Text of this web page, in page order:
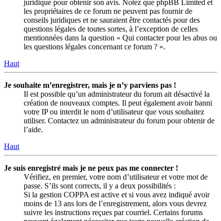
juridique pour obtenir son avis. Notez que phpBB Limited et
les propriétaires de ce forum ne peuvent pas fournir de
conseils juridiques et ne sauraient être contactés pour des
questions légales de toutes sortes, à l’exception de celles
mentionnées dans la question « Qui contacter pour les abus ou
les questions légales concernant ce forum ? ».
Haut
Je souhaite m’enregistrer, mais je n’y parviens pas !
Il est possible qu’un administrateur du forum ait désactivé la
création de nouveaux comptes. Il peut également avoir banni
votre IP ou interdit le nom d’utilisateur que vous souhaitez
utiliser. Contactez un administrateur du forum pour obtenir de
l’aide.
Haut
Je suis enregistré mais je ne peux pas me connecter !
Vérifiez, en premier, votre nom d’utilisateur et votre mot de
passe. S’ils sont corrects, il y a deux possibilités :
Si la gestion COPPA est active et si vous avez indiqué avoir
moins de 13 ans lors de l’enregistrement, alors vous devrez
suivre les instructions reçues par courriel. Certains forums